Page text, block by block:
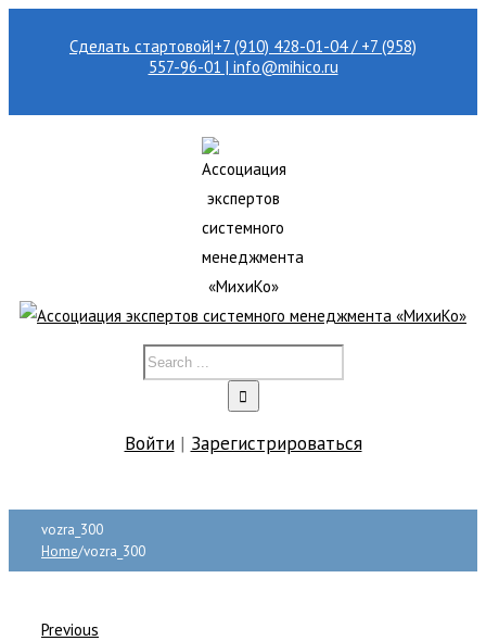
Сделать стартовой|+7 (910) 428-01-04 / +7 (958)
557-96-01 | info@mihico.ru
Войти| Зарегистрироваться
vozra_300
Home/vozra_300
Previous